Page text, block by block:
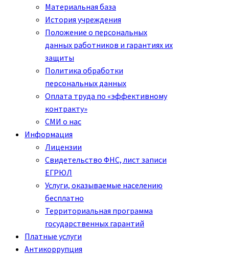
Материальная база
История учреждения
Положение о персональных
данных работников и гарантиях их
защиты
Политика обработки
персональных данных
Оплата труда по «эффективному
контракту»
СМИ о нас
Информация
Лицензии
Свидетельство ФНС, лист записи
ЕГРЮЛ
Услуги, оказываемые населению
бесплатно
Территориальная программа
государственных гарантий
Платные услуги
Антикоррупция